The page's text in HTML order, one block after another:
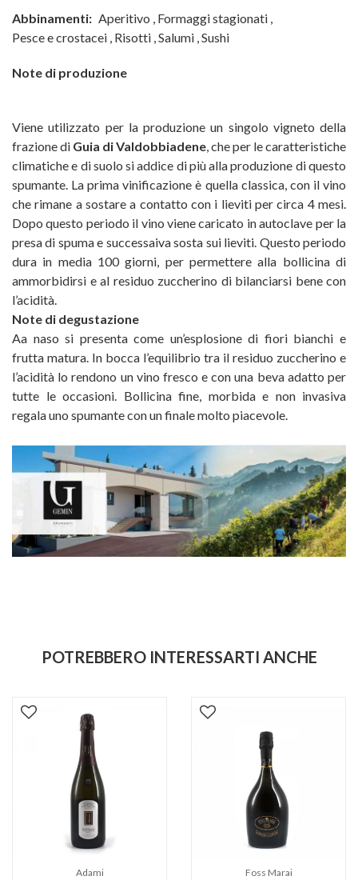
Abbinamenti: Aperitivo , Formaggi stagionati ,
Pesce e crostacei , Risotti ,Salumi ,Sushi
Note di produzione
Viene utilizzato per la produzione un singolo vigneto della
frazione di Guia di Valdobbiadene, che per le caratteristiche
climatiche e di suolo si addice di più alla produzione di questo
spumante. La prima vinificazione è quella classica, con il vino
che rimane a sostare a contatto con i lieviti per circa 4 mesi.
Dopo questo periodo il vino viene caricato in autoclave per la
presa di spuma e successaiva sosta sui lieviti. Questo periodo
dura in media 100 giorni, per permettere alla bollicina di
ammorbidirsi e al residuo zuccherino di bilanciarsi bene con
l’acidità.
Note di degustazione
Aa naso si presenta come un’esplosione di fiori bianchi e
frutta matura. In bocca l’equilibrio tra il residuo zuccherino e
l’acidità lo rendono un vino fresco e con una beva adatto per
tutte le occasioni. Bollicina fine, morbida e non invasiva
regala uno spumante con un finale molto piacevole.
POTREBBERO INTERESSARTI ANCHE
Adami Foss Marai